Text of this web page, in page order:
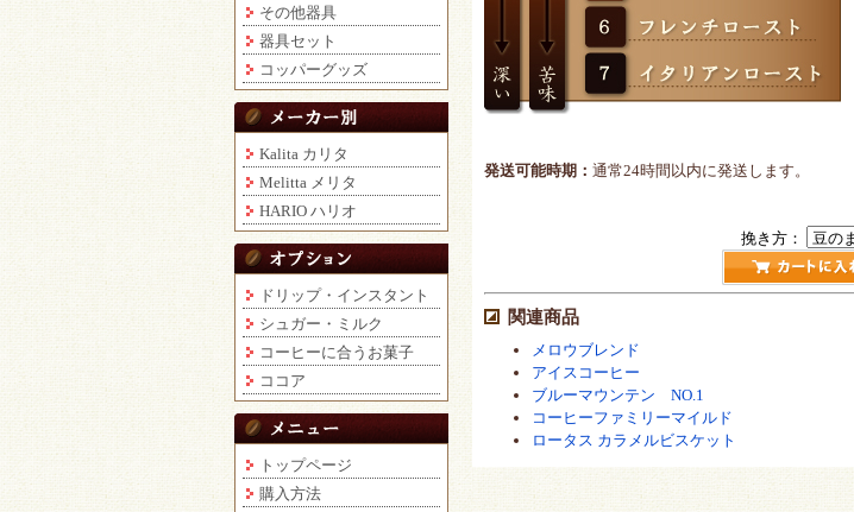
その他器具
器具セット
コッパーグッズ
Kalita カリタ
Melitta メリタ
HARIO ハリオ
ドリップ・インスタント
シュガー・ミルク
コーヒーに合うお菓子
ココア
トップページ
購入方法
発送可能時期： 通常24時間以内に発送します。
挽き方：
関連商品
メロウブレンド
アイスコーヒー
ブルーマウンテン NO.1
コーヒーファミリーマイルド
ロータス カラメルビスケット